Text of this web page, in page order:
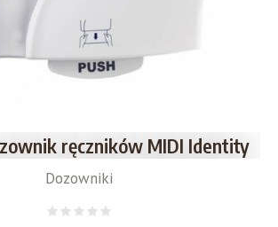
ręczników MIDI Identity
Dozowniki